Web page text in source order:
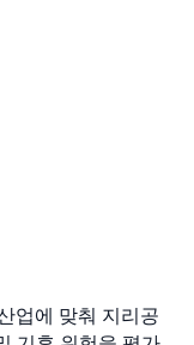
업에 맞춰 지리공